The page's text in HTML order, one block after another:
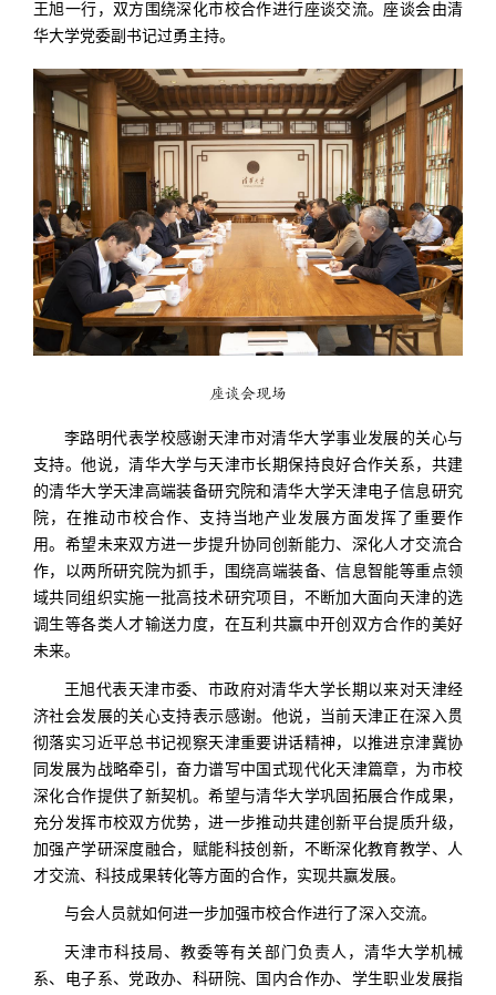
王旭一行，双方围绕深化市校合作进行座谈交流。座谈会由清
华大学党委副书记过勇主持。
座谈会现场
李路明代表学校感谢天津市对清华大学事业发展的关心与
支持。他说，清华大学与天津市长期保持良好合作关系，共建
的清华大学天津高端装备研究院和清华大学天津电子信息研究
院，在推动市校合作、支持当地产业发展方面发挥了重要作
用。希望未来双方进一步提升协同创新能力、深化人才交流合
作，以两所研究院为抓手，围绕高端装备、信息智能等重点领
域共同组织实施一批高技术研究项目，不断加大面向天津的选
调生等各类人才输送力度，在互利共赢中开创双方合作的美好
未来。
王旭代表天津市委、市政府对清华大学长期以来对天津经
济社会发展的关心支持表示感谢。他说，当前天津正在深入贯
彻落实习近平总书记视察天津重要讲话精神，以推进京津冀协
同发展为战略牵引，奋力谱写中国式现代化天津篇章，为市校
深化合作提供了新契机。希望与清华大学巩固拓展合作成果，
充分发挥市校双方优势，进一步推动共建创新平台提质升级，
加强产学研深度融合，赋能科技创新，不断深化教育教学、人
才交流、科技成果转化等方面的合作，实现共赢发展。
与会人员就如何进一步加强市校合作进行了深入交流。
天津市科技局、教委等有关部门负责人，清华大学机械
系、电子系、党政办、科研院、国内合作办、学生职业发展指